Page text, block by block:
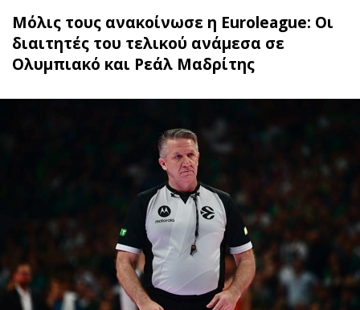
Μόλις τους ανακοίνωσε η Euroleague: Οι
διαιτητές του τελικού ανάμεσα σε
Ολυμπιακό και Ρεάλ Μαδρίτης